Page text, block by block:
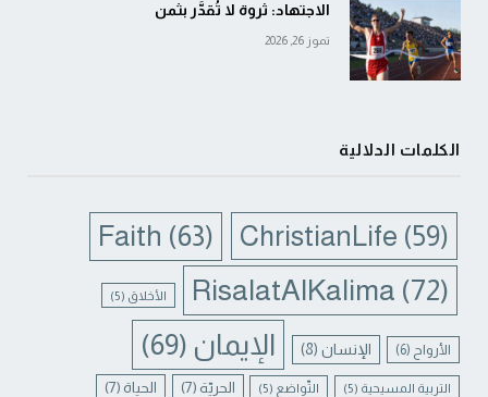
الاجتهاد: ثروة لا تُقدَّر بثمن
تموز 26, 2026
الكلمات الدلالية
ChristianLife (59)
Faith (63)
RisalatAlKalima (72) الأخلاق (5)
الأرواح (6) الإنسان(8) الإيمان (69)
التربية المسيحية (5) التّواضع (5) الحريّة (7) الحياة (7)